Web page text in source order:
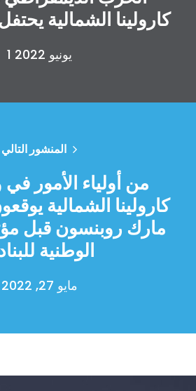
العمل معنا
الصحافة
حفلتك
الإجراء
تبرع
كارولينا الشمالية
1 يونيو 2022
المنشور التالي
كارولينا الشمالية
مارك روبنسون قبل
الوطنية
مايو 27, 2022